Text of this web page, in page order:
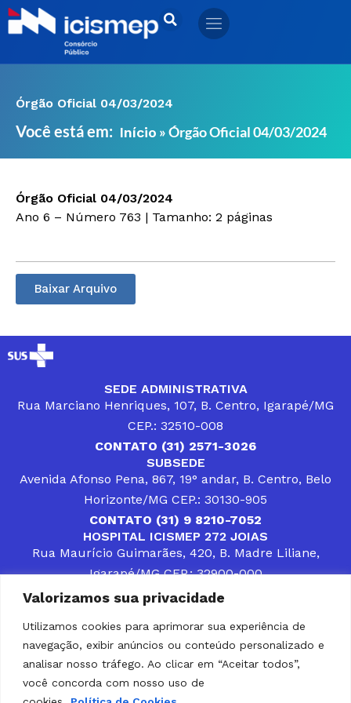
Valorizamos sua privacidade
Utilizamos cookies para aprimorar sua experiência de
navegação, exibir anúncios ou conteúdo personalizado e
analisar nosso tráfego. Ao clicar em “Aceitar todos”,
você concorda com nosso uso de
Ir
para
Órgão Oficial 04/03/2024
Você está em: Início »Órgão Oficial 04/03/2024
Órgão Oficial 04/03/2024
Ano 6 – Número 763 | Tamanho: 2 páginas
Baixar Arquivo
SEDE ADMINISTRATIVA
Rua Marciano Henriques, 107, B. Centro, Igarapé/MG
CEP.: 32510-008
CONTATO (31) 2571-3026
SUBSEDE
Avenida Afonso Pena, 867, 19° andar, B. Centro, Belo
Horizonte/MG CEP.: 30130-905
CONTATO (31) 9 8210-7052
HOSPITAL ICISMEP 272 JOIAS
Rua Maurício Guimarães, 420, B. Madre Liliane,
Igarapé/MG CEP.: 32900-000
CONTATOS (31) 3512-4400 ou (31) 9 8309-8660
DESENVOLVER SOLUÇÕES, AÇÕES E SERVIÇOS
PÚBLICOS QUE COMPLEMENTEM A ASSISTÊNCIA À
POPULAÇÃO DA REGIÃO EM QUE ATUA, SENDO
PARCEIRO DOS MUNICÍPIOS CONSORCIADOS NA
SOLUÇÃO DE DIFICULDADES ENFRENTADAS POR
GESTORES MUNICIPAIS, É O COMPROMISSO DO
ICISMEP.